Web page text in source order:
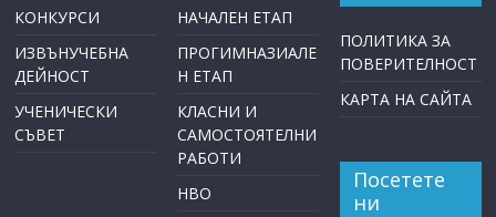
КОНКУРСИ
ИЗВЪНУЧЕБНА
ДЕЙНОСТ
УЧЕНИЧЕСКИ
СЪВЕТ
НАЧАЛЕН ЕТАП
ПРОГИМНАЗИАЛЕ
Н ЕТАП
КЛАСНИ И
САМОСТОЯТЕЛНИ
РАБОТИ
НВО
ПОЛИТИКА ЗА
ПОВЕРИТЕЛНОСТ
КАРТА НА САЙТА
Посетете
ни